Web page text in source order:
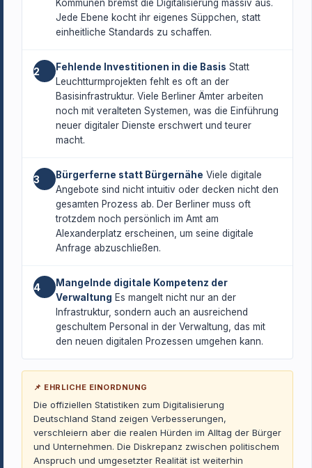
Kommunen bremst die Digitalisierung massiv aus.
Jede Ebene kocht ihr eigenes Süppchen, statt
einheitliche Standards zu schaffen.
2 Fehlende Investitionen in die Basis Statt
Leuchtturmprojekten fehlt es oft an der
Basisinfrastruktur. Viele Berliner Ämter arbeiten
noch mit veralteten Systemen, was die Einführung
neuer digitaler Dienste erschwert und teurer
macht.
3 Bürgerferne statt Bürgernähe Viele digitale
Angebote sind nicht intuitiv oder decken nicht den
gesamten Prozess ab. Der Berliner muss oft
trotzdem noch persönlich im Amt am
Alexanderplatz erscheinen, um seine digitale
Anfrage abzuschließen.
4
Mangelnde digitale Kompetenz der
Verwaltung Es mangelt nicht nur an der
Infrastruktur, sondern auch an ausreichend
geschultem Personal in der Verwaltung, das mit
den neuen digitalen Prozessen umgehen kann.
📌 EHRLICHE EINORDNUNG
Die offiziellen Statistiken zum Digitalisierung
Deutschland Stand zeigen Verbesserungen,
verschleiern aber die realen Hürden im Alltag der Bürger
und Unternehmen. Die Diskrepanz zwischen politischem
Anspruch und umgesetzter Realität ist weiterhin